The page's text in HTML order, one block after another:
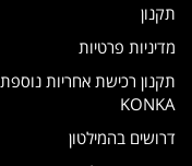
תקנון
מדיניות פרטיות
תקנון רכישת אחריות
KONKA
דרושים בהמילטון